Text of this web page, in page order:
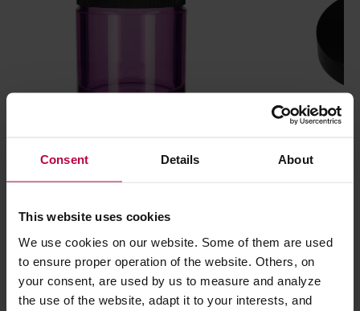
Consent Details About
This website uses cookies
We use cookies on our website. Some of them are used
to ensure proper operation of the website. Others, on
your consent, are used by us to measure and analyze
the use of the website, adapt it to your interests, and
Purple Fioletowy słoik z pokrywką
na zmieloną kawę
Najniższa cena: 28,00 zł
Dystrybutor